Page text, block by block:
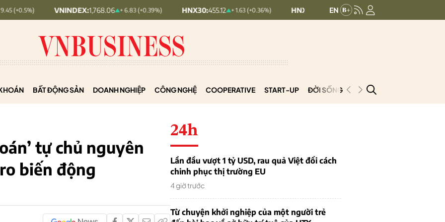
VNINDEX: 1,768.06 + 6.83 (+0.39%) HNX30: 455.12 + 1.63 (+0.36%) HNXINDEX:293.44 + 0.25 (+0.09%)
BẤT ĐỘNG SẢN DOANH NGHIỆP CÔNG NGHỆ COOPERATIVE START-UP ĐỜI SỐNG PODCAST
tự chủ nguyên
biến động
24h
Lần đầu vượt 1 tỷ USD, rau quả Việt đổi cách
chinh phục thị trường EU
4 giờ trước
Từ chuyện khởi nghiệp của một người trẻ